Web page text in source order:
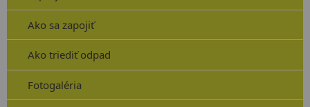
Ako sa zapojiť
Ako triediť odpad
Fotogaléria